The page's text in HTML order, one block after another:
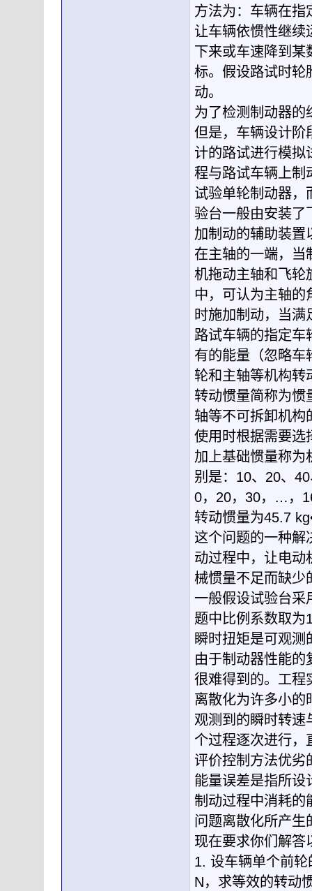
方法为：车辆在指
让车辆依惯性继续
下来或车速降到某
标。假设路试时轮
动。
为了检测制动器的
但是，车辆设计阶
计的路试进行模拟
程与路试车辆上制
试验单轮制动器，
验台一般由安装了
加制动的辅助装置
在主轴的一端，当
机拖动主轴和飞轮
中，可认为主轴的
时施加制动，当
路试车辆的指定车
有的能量（忽略车
轮和主轴等机构转
转动惯量简称为惯
轴等不可拆卸机构
使用时根据需要选
加上基础惯量称为
别是：10、20、
0，20，30，…，
转动惯量为45.7
这个问题的一种解
动过程中，让电动
械惯量不足而缺少
一般假设试验台采
题中比例系数取为
瞬时扭矩是可观测
由于制动器性能的
很难得到的。工程
离散化为许多小的
观测到的瞬时转速
个过程逐次进行，
评价控制方法优劣
能量误差是指所设
制动过程中消耗的
问题离散化所产生
现在要求你们解答
1. 设车辆单个前
N，求等效的转动